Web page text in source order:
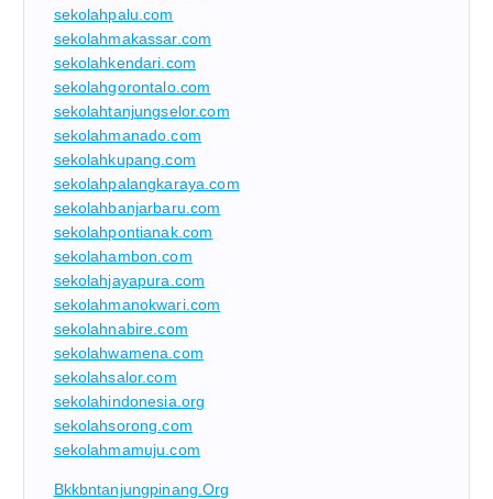
sekolahpalu.com
sekolahmakassar.com
sekolahkendari.com
sekolahgorontalo.com
sekolahtanjungselor.com
sekolahmanado.com
sekolahkupang.com
sekolahpalangkaraya.com
sekolahbanjarbaru.com
sekolahpontianak.com
sekolahambon.com
sekolahjayapura.com
sekolahmanokwari.com
sekolahnabire.com
sekolahwamena.com
sekolahsalor.com
sekolahindonesia.org
sekolahsorong.com
sekolahmamuju.com
Bkkbntanjungpinang.org